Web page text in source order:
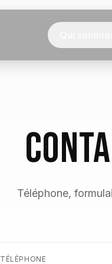
Téléphone,
TÉLÉPHONE